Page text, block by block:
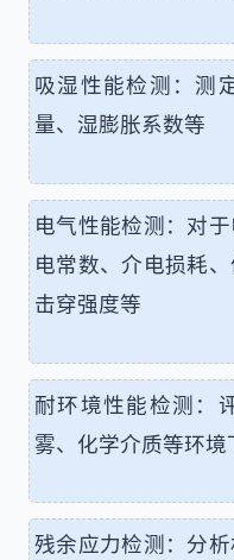
吸湿性能检测：测
量、湿膨胀系数等
电气性能检测：对
电常数、介电损耗
击穿强度等
耐环境性能检测：
雾、化学介质等环境
残余应力检测：分